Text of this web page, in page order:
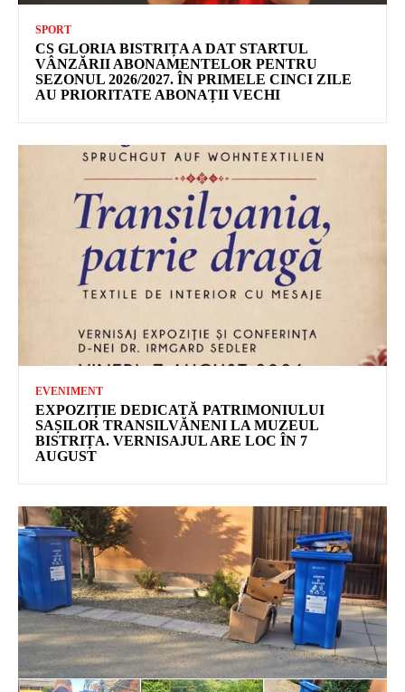
SPORT
CS GLORIA BISTRIȚA A DAT STARTUL
VÂNZĂRII ABONAMENTELOR PENTRU
SEZONUL 2026/2027. ÎN PRIMELE CINCI ZILE
AU PRIORITATE ABONAȚII VECHI
EVENIMENT
EXPOZIȚIE DEDICATĂ PATRIMONIULUI
SAȘILOR TRANSILVĂNENI LA MUZEUL
BISTRIȚA. VERNISAJUL ARE LOC ÎN 7
AUGUST